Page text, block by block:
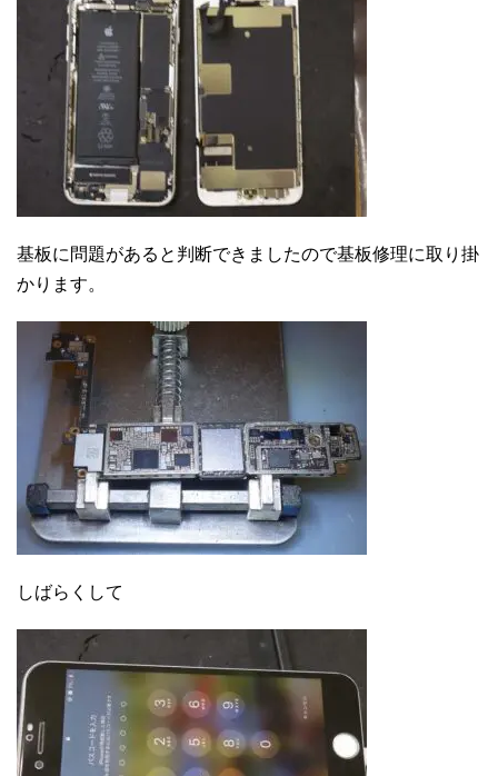
基板に問題があると判断できましたので基板修理に取り掛
かります。
しばらくして